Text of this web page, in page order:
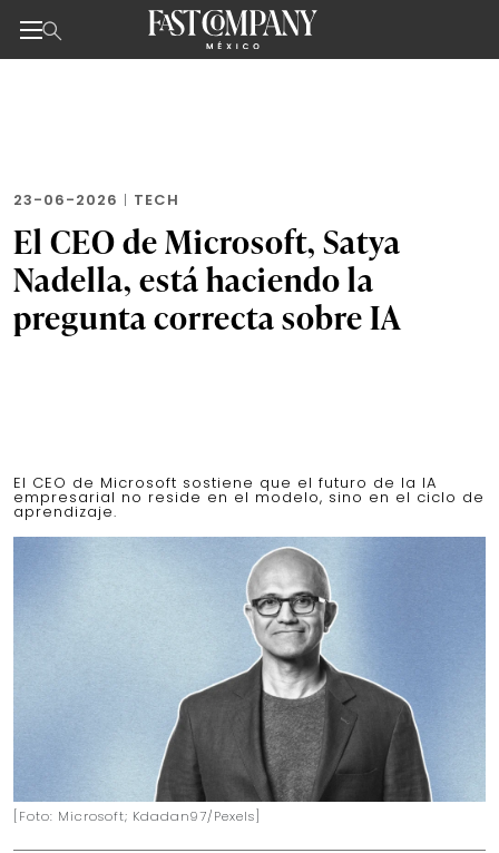
23-06-2026 | TECH
El CEO de Microsoft, Satya
Nadella, está haciendo la
pregunta correcta sobre IA
El CEO de Microsoft sostiene que el futuro de la IA
empresarial no reside en el modelo, sino en el ciclo de
aprendizaje.
[Foto: Microsoft; Kdadan97/Pexels]